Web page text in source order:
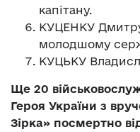
капітану.
КУЦЕНКУ
молодшому
КУЦЬКУ
Ще 20
Героя України з
Зірка» посмертно